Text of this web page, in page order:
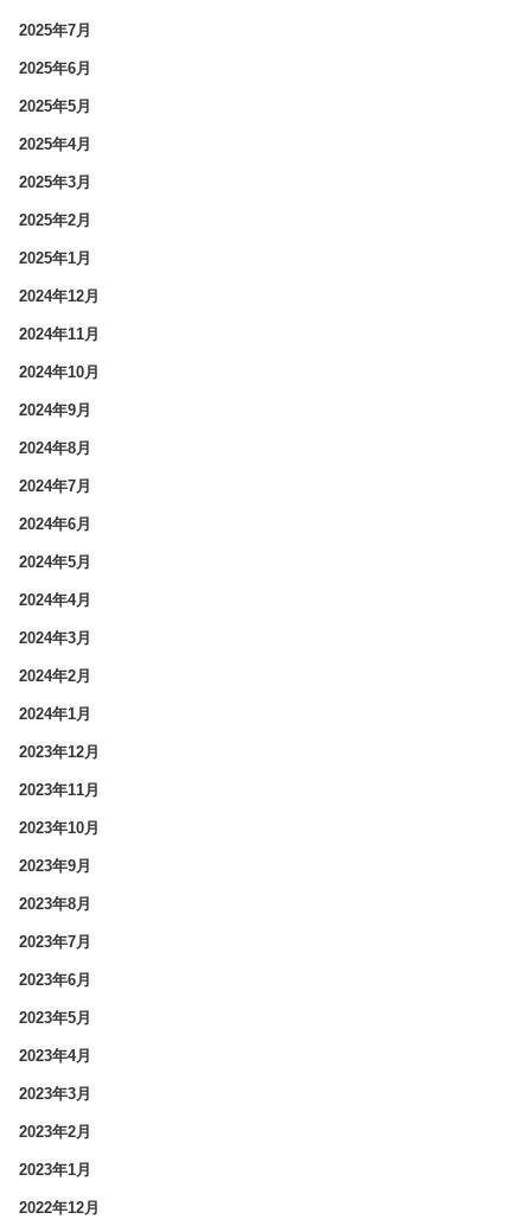
2025年7月
2025年6月
2025年5月
2025年4月
2025年3月
2025年2月
2025年1月
2024年12月
2024年11月
2024年10月
2024年9月
2024年8月
2024年7月
2024年6月
2024年5月
2024年4月
2024年3月
2024年2月
2024年1月
2023年12月
2023年11月
2023年10月
2023年9月
2023年8月
2023年7月
2023年6月
2023年5月
2023年4月
2023年3月
2023年2月
2023年1月
2022年12月